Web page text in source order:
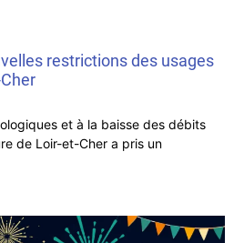
restrictions des usages
et à la baisse des débits
de Loir-et-Cher a pris un